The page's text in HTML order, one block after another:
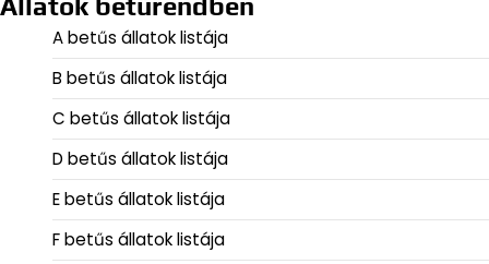
A betűs állatok listája
B betűs állatok listája
C betűs állatok listája
D betűs állatok listája
E betűs állatok listája
F betűs állatok listája